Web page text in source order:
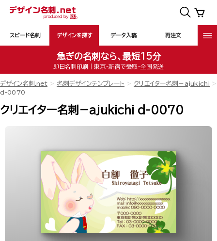
スピード名刺 デザインを探す データ入稿 再注文
急ぎの名刺なら、最短15分
即日名刺印刷｜東京・新宿で受取・全国発送
デザイン名刺.net 名刺デザインテンプレート
クリエイター名刺－ajukichi
d-0070
クリエイター名刺－ajukichi d-0070